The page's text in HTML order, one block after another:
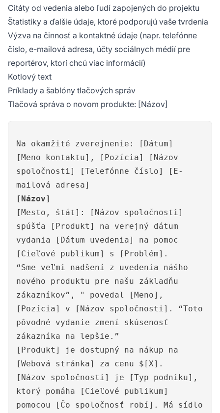
Citáty od vedenia alebo ľudí zapojených do projektu
Štatistiky a ďalšie údaje, ktoré podporujú vaše tvrdenia
Výzva na činnosť a kontaktné údaje (napr. telefónne
číslo, e-mailová adresa, účty sociálnych médií pre
reportérov, ktorí chcú viac informácií)
Kotlový text
Príklady a šablóny tlačových správ
Tlačová správa o novom produkte: [Názov]
Na okamžité zverejnenie: [Dátum]
[Meno kontaktu], [Pozícia] [Názov
spoločnosti] [Telefónne číslo] [E-
mailová adresa]
[Názov]
[Mesto, štát]: [Názov spoločnosti]
spúšťa [Produkt] na verejný dátum
vydania [Dátum uvedenia] na pomoc
[Cieľové publikum] s [Problém].
“Sme veľmi nadšení z uvedenia nášho
nového produktu pre našu základňu
zákazníkov”, " povedal [Meno],
[Pozícia] v [Názov spoločnosti]. “Toto
pôvodné vydanie zmení skúsenosť
zákazníka na lepšie.”
[Produkt] je dostupný na nákup na
[Webová stránka] za cenu $[X].
[Názov spoločnosti] je [Typ podniku],
ktorý pomáha [Cieľové publikum]
pomocou [Čo spoločnosť robí]. Má sídlo